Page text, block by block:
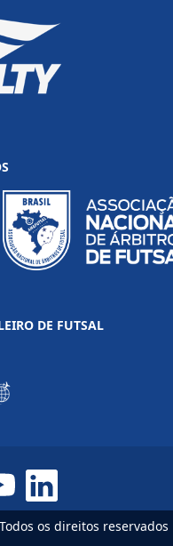
DE FUTSAL
os direitos reservados